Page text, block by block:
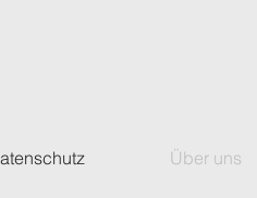
Über uns